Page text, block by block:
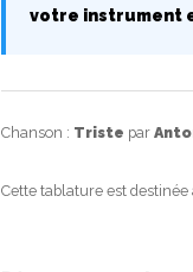
votre instrument
Chanson : Triste par
Cette tablature est